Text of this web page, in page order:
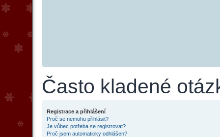
Často kladené
Registrace a přihlášení
Proč se nemohu přihlásit?
Je vůbec potřeba se registrovat?
Proč jsem automaticky odhlášen?